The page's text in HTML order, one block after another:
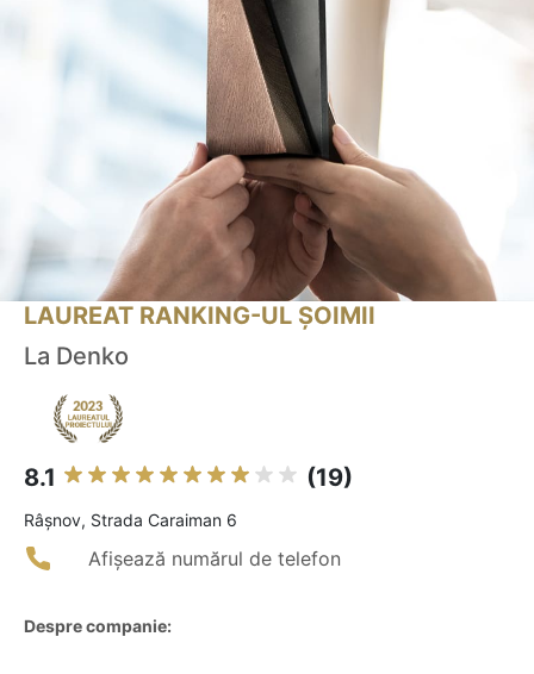
LAUREAT RANKING-UL ȘOIMII
La Denko
8.1 (19)
Râşnov, Strada Caraiman 6
Afișează numărul de telefon
Despre companie: